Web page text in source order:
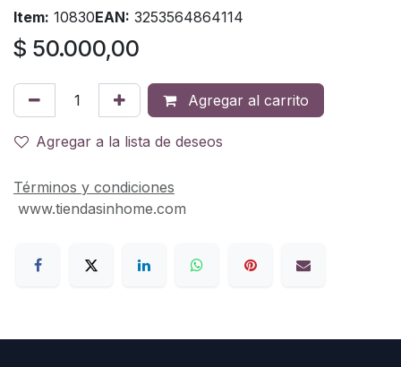
Item: 10830EAN: 3253564864114
$ 50.000,00
Agregar al carrito
Agregar a la lista de deseos
Términos y condiciones
www.tiendasinhome.com